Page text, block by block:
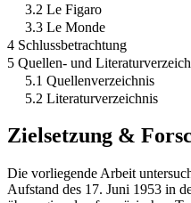
3.2 Le Figaro
3.3 Le Monde
4 Schlussbetrachtung
5 Quellen- und
5.1 Quellenverzeichnis
5.2 Literaturverzeichnis
Zielsetzung &
Die vorliegende Arbeit
Aufstand des 17. Juni 1953 in